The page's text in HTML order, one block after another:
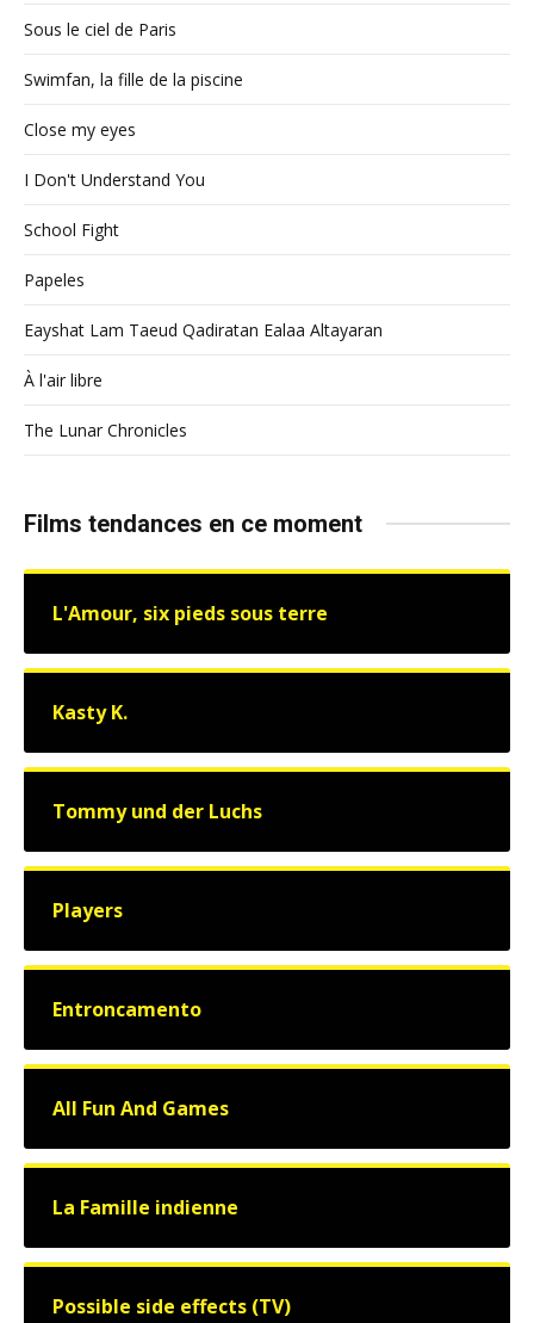
Sous le ciel de Paris
Swimfan, la fille de la piscine
Close my eyes
I Don't Understand You
School Fight
Papeles
Eayshat Lam Taeud Qadiratan Ealaa Altayaran
À l'air libre
The Lunar Chronicles
Films tendances en ce moment
L'Amour, six pieds sous terre
Kasty K.
Tommy und der Luchs
Players
Entroncamento
All Fun And Games
La Famille indienne
Possible side effects (TV)